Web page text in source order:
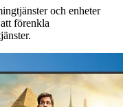
och enheter
förenkla